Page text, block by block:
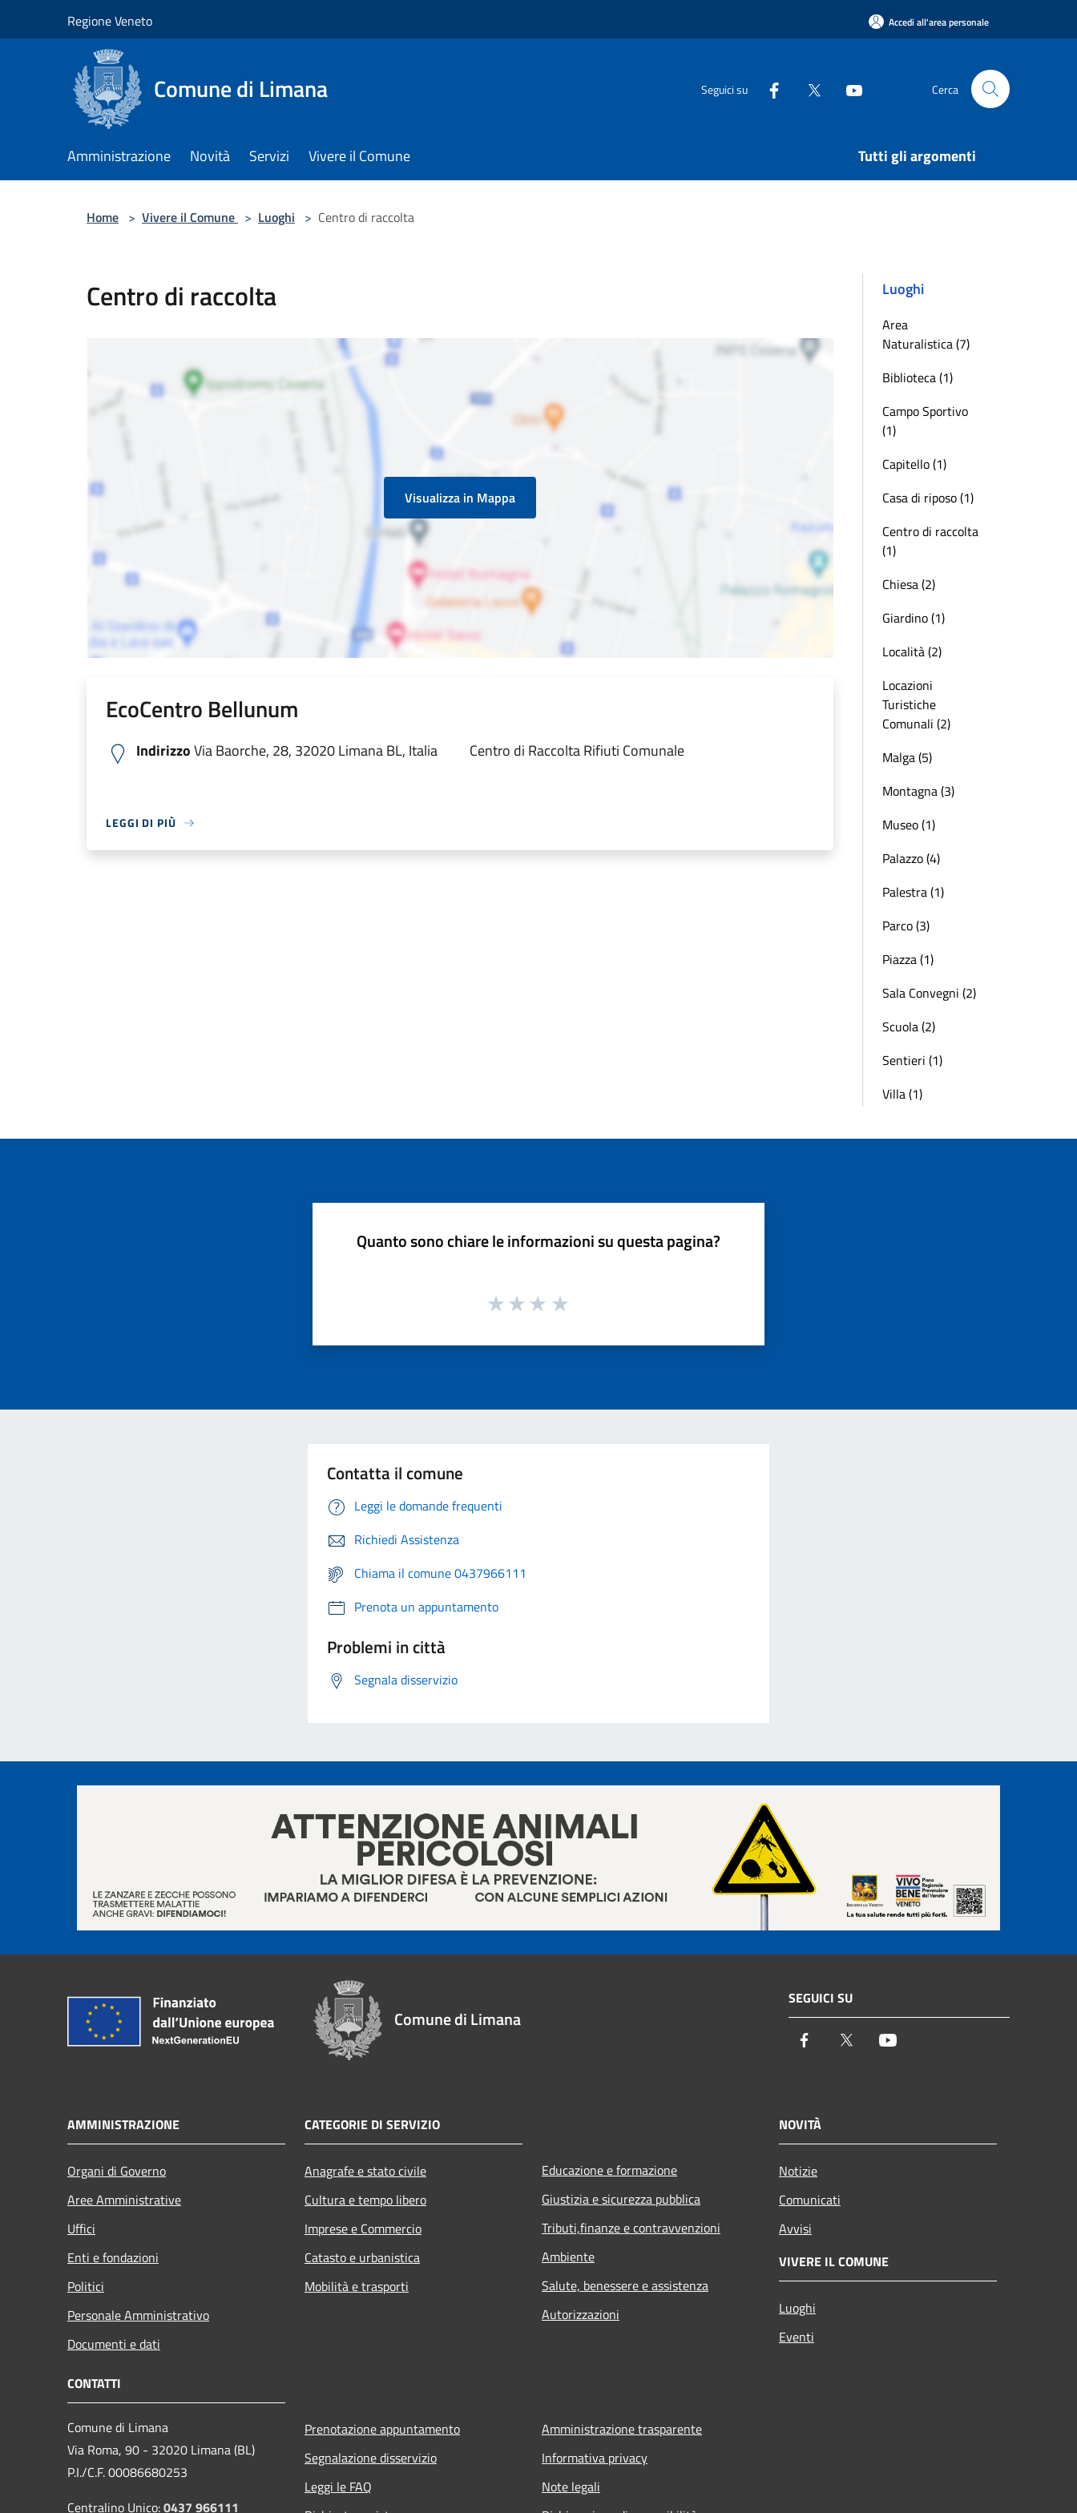
Regione Veneto Accedi all'area personale
Comune di Limana Seguici su Cerca
Amministrazione Novità Servizi Vivere il Comune Tutti gli argomenti
Home > Vivere il Comune > Luoghi > Centro di raccolta
Centro di raccolta
Visualizza in Mappa
EcoCentro Bellunum
IndirizzoVia Baorche, 28, 32020 Limana BL, Italia Centro di Raccolta Rifiuti Comunale
LEGGI DI PIÙ
Luoghi
Area
Naturalistica (7)
Biblioteca (1)
Campo Sportivo
(1)
Capitello (1)
Casa di riposo (1)
Centro di raccolta
(1)
Chiesa (2)
Giardino (1)
Località (2)
Locazioni
Turistiche
Comunali (2)
Malga (5)
Montagna (3)
Museo (1)
Palazzo (4)
Palestra (1)
Parco (3)
Piazza (1)
Sala Convegni (2)
Scuola (2)
Sentieri (1)
Villa (1)
Quanto sono chiare le informazioni su questa pagina?
Contatta il comune
Leggi le domande frequenti
Richiedi Assistenza
Chiama il comune 0437966111
Prenota un appuntamento
Problemi in città
Segnala disservizio
Comune di Limana
SEGUICI SU
Facebook Twitter
AMMINISTRAZIONE
Organi di Governo
Aree Amministrative
Uffici
Enti e fondazioni
Politici
Personale Amministrativo
Documenti e dati
CATEGORIE DI SERVIZIO
Anagrafe e stato civile
Cultura e tempo libero
Imprese e Commercio
Catasto e urbanistica
Mobilità e trasporti
Educazione e formazione
Giustizia e sicurezza pubblica
Tributi,finanze e contravvenzioni
Ambiente
Salute, benessere e assistenza
Autorizzazioni
NOVITÀ
Notizie
Comunicati
Avvisi
VIVERE IL COMUNE
Luoghi
Eventi
CONTATTI
Comune di Limana
Via Roma, 90 - 32020 Limana (BL)
P.I./C.F. 00086680253
Centralino Unico:0437 966111
Prenotazione appuntamento
Segnalazione disservizio
Leggi le FAQ
Amministrazione trasparente
Informativa privacy
Note legali